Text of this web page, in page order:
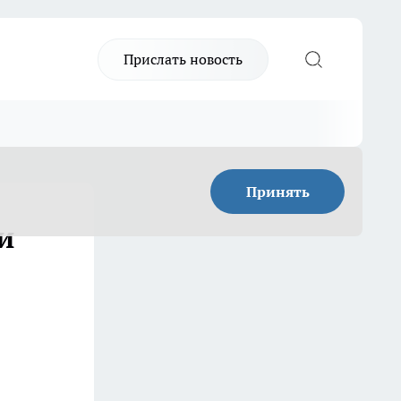
Прислать новость
Принять